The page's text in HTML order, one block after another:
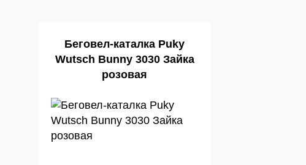
Беговел-каталка Puky
Wutsch Bunny 3030 Зайка
розовая